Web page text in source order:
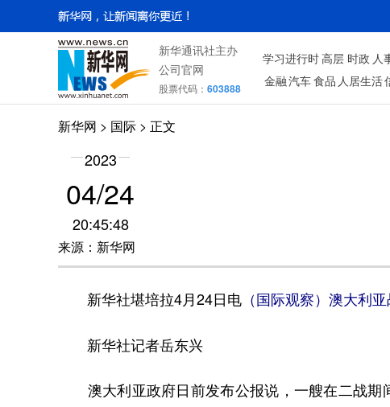
新华通讯社主办
公司官网
股票代码： 603888
学习进行时高层 时政 人
金融汽车食品 人居生活
新华网 > 国际 > 正文
2023
04/24
20:45:48
来源：新华网
新华社堪培拉4月24日电 （国际观察）澳大利
新华社记者岳东兴
澳大利亚政府日前发布公报说，一艘在二战期